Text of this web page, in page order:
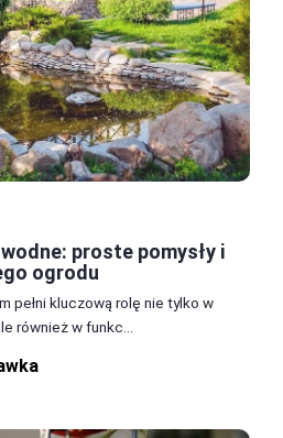
proste pomysły i
ogrodu
pełni kluczową rolę nie tylko w
również w funkc...